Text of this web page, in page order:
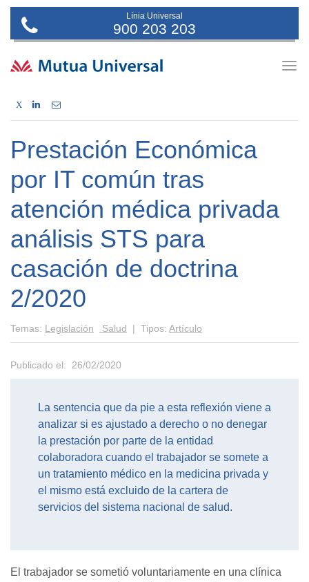
Línia Universal
900 203 203
X
Prestación Económica
por IT común tras
atención médica privada
análisis STS para
casación de doctrina
2/2020
Temas: Legislación Salud | Tipos: Artículo
Publicado el: 26/02/2020
La sentencia que da pie a esta reflexión viene a
analizar si es ajustado a derecho o no denegar
la prestación por parte de la entidad
colaboradora cuando el trabajador se somete a
un tratamiento médico en la medicina privada y
el mismo está excluido de la cartera de
servicios del sistema nacional de salud.
El trabajador se sometió voluntariamente en una clínica